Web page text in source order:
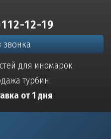
12-19
для иномарок
турбин
от 1 дня